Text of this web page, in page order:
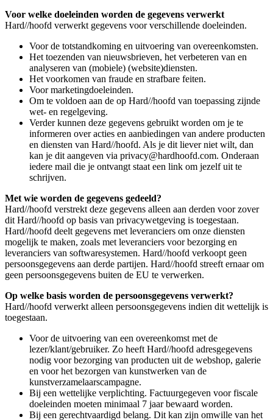
Voor welke doeleinden worden de gegevens verwerkt
Hard//hoofd verwerkt gegevens voor verschillende doeleinden.
Voor de totstandkoming en uitvoering van overeenkomsten.
Het toezenden van nieuwsbrieven, het verbeteren van en
analyseren van (mobiele) (website)diensten.
Het voorkomen van fraude en strafbare feiten.
Voor marketingdoeleinden.
Om te voldoen aan de op Hard//hoofd van toepassing zijnde
wet- en regelgeving.
Verder kunnen deze gegevens gebruikt worden om je te
informeren over acties en aanbiedingen van andere producten
en diensten van Hard//hoofd. Als je dit liever niet wilt, dan
kan je dit aangeven via privacy@hardhoofd.com. Onderaan
iedere mail die je ontvangt staat een link om jezelf uit te
schrijven.
Met wie worden de gegevens gedeeld?
Hard//hoofd verstrekt deze gegevens alleen aan derden voor zover
dit Hard//hoofd op basis van privacywetgeving is toegestaan.
Hard//hoofd deelt gegevens met leveranciers om onze diensten
mogelijk te maken, zoals met leveranciers voor bezorging en
leveranciers van softwaresystemen. Hard//hoofd verkoopt geen
persoonsgegevens aan derde partijen. Hard//hoofd streeft ernaar om
geen persoonsgegevens buiten de EU te verwerken.
Op welke basis worden de persoonsgegevens verwerkt?
Hard//hoofd verwerkt alleen persoonsgegevens indien dit wettelijk is
toegestaan.
Voor de uitvoering van een overeenkomst met de
lezer/klant/gebruiker. Zo heeft Hard//hoofd adresgegevens
nodig voor bezorging van producten uit de webshop, galerie
en voor het bezorgen van kunstwerken van de
kunstverzamelaarscampagne.
Bij een wettelijke verplichting. Factuurgegeven voor fiscale
doeleinden moeten minimaal 7 jaar bewaard worden.
Bij een gerechtvaardigd belang. Dit kan zijn omwille van het